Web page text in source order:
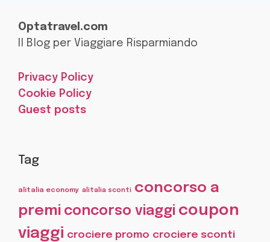
Optatravel.com
Il Blog per Viaggiare Risparmiando
Privacy Policy
Cookie Policy
Guest posts
Tag
alitalia economy alitalia sconti concorso a
premi concorso viaggi coupon
viaggi crociere promo crociere sconti